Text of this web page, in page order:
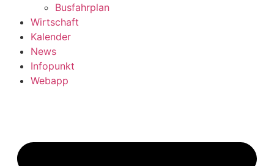
Busfahrplan
Wirtschaft
Kalender
News
Infopunkt
Webapp